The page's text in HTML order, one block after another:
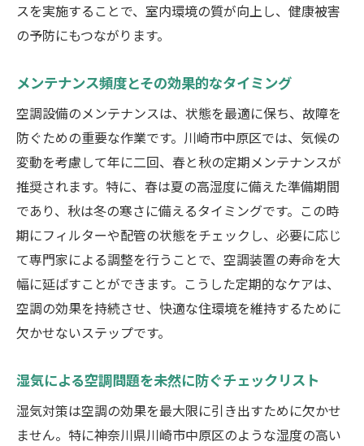
スを実施することで、室内環境の質が向上し、健康被害
の予防にもつながります。
メンテナンス頻度とその効果的なタイミング
空調設備のメンテナンスは、状態を最適に保ち、故障を
防ぐための重要な作業です。川崎市中原区では、気候の
変動を考慮して年に二回、春と秋の定期メンテナンスが
推奨されます。特に、春は夏の高湿度に備えた準備期間
であり、秋は冬の寒さに備えるタイミングです。この時
期にフィルターや配管の状態をチェックし、必要に応じ
て専門家による調整を行うことで、空調装置の寿命を大
幅に延ばすことができます。こうした定期的なケアは、
空調の効果を持続させ、快適な住環境を維持するために
欠かせないステップです。
湿気による空調問題を未然に防ぐチェックリスト
湿気対策は空調の効果を最大限に引き出すために欠かせ
ません。特に神奈川県川崎市中原区のような湿度の高い